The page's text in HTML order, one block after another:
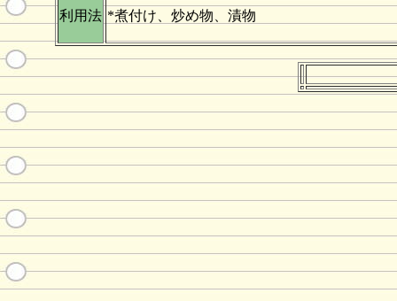
利用法 *煮付け、炒め物、漬物